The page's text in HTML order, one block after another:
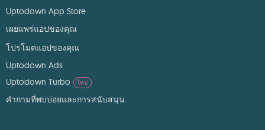
Uptodown App Store
เผยแพร่แอปของคุณ
โปรโมตแอปของคุณ
Uptodown Ads
Uptodown Turbo
ใหม่
คำถามที่พบบ่อยและการสนับสนุน